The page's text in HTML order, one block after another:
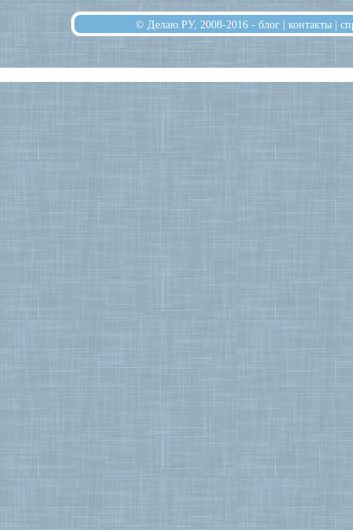
© Делаю.РУ, 2008-2016 - блог | контакты |